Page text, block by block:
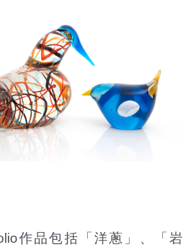
作品包括「洋蔥」、「岩